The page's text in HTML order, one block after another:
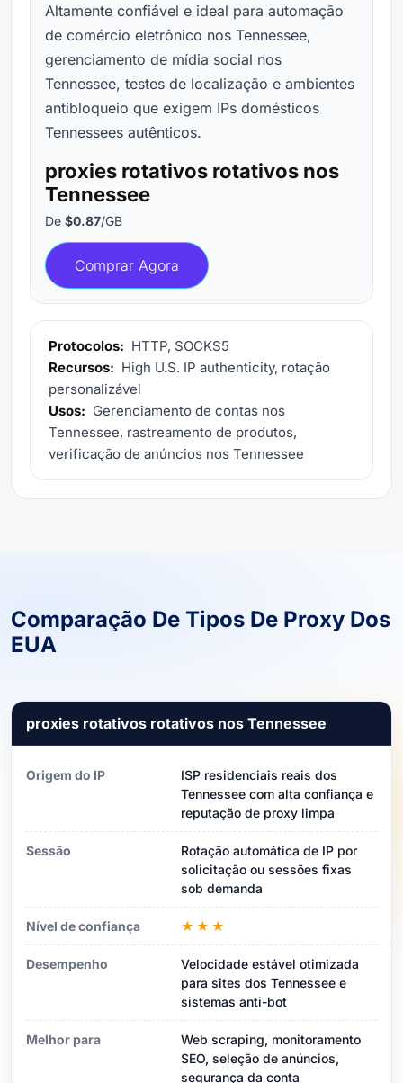
Altamente confiável e ideal para automação
de comércio eletrônico nos Tennessee,
gerenciamento de mídia social nos
Tennessee, testes de localização e ambientes
antibloqueio que exigem IPs domésticos
Tennessees autênticos.
proxies rotativos rotativos nos
Tennessee
De $0.87/GB
Comprar Agora
Protocolos: HTTP, SOCKS5
Recursos: High U.S. IP authenticity, rotação
personalizável
Usos: Gerenciamento de contas nos
Tennessee, rastreamento de produtos,
verificação de anúncios nos Tennessee
Comparação De Tipos De Proxy Dos
EUA
proxies rotativos rotativos nos Tennessee
Origem do IP
ISP residenciais reais dos
Tennessee com alta confiança e
reputação de proxy limpa
Sessão
Rotação automática de IP por
solicitação ou sessões fixas
sob demanda
Nível de confiança ★★★
Desempenho
Velocidade estável otimizada
para sites dos Tennessee e
sistemas anti-bot
Melhor para
Web scraping, monitoramento
SEO, seleção de anúncios,
segurança da conta